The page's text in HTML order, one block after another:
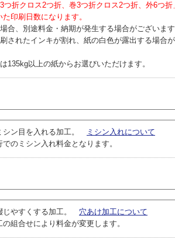
つ折クロス2つ折、巻3つ折クロス2つ折、外6つ折
印刷日数になります。
合、別途料金・納期が発生する場合がございます
されたインキが割れ、紙の白色が露出する場合
135kg以上の紙からお選びいただけます。
シン目を入れる加工。
ミシン入れについて
でのミシン入れ料金となります。
じやすくする加工。 穴あけ加工について
の組合せにより料金が変更します。